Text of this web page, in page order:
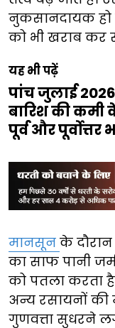
नुकसानदायक
को भी खराब कर
यह भी पढ़ें
पांच जुलाई
बारिश की कमी
पूर्व और पूर्वोत्तर
मानसून के दौरान
का साफ पानी
को पतला करता
अन्य रसायनों की
गुणवत्ता सुधरने